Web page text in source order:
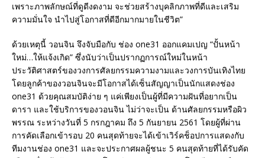
เพราะภาพลักษณ์ที่ดูดีงดงาม จะช่วยสร้างบุคลิกภาพที่ดีและเสริม
ความมั่นใจ นำไปสู่โอกาสที่ดีอีกมากมายในชีวิต”
ด้วยเหตุนี้ วอนจิน จึงจับมือกับ ช่อง one31 ออกแคมเปญ “ปั้นหน้า
ใหม่…ให้แจ้งเกิด” ซึ่งนับว่าเป็นปรากฏการณ์ใหม่ในหน้า
ประวัติศาสตร์ของวงการศัลยกรรมความงามและวงการบันเทิงไทย
โดยลูกค้าของวอนจินจะมีโอกาสได้เซ็นสัญญาเป็นนักแสดงช่อง
one31 ด้วยคุณสมบัติง่าย ๆ แค่เพียงเป็นผู้ที่มีความฝันที่อยากเป็น
ดารา และใช้บริการของวอนจิน ไม่ว่าจะเป็น ด้านศัลยกรรมหรือผิว
พรรณ ระหว่างวันที่ 5 กรกฎาคม ถึง 5 กันยายน 2561 โดยผู้ที่ผ่าน
การคัดเลือกเข้ารอบ 20 คนสุดท้ายจะได้เข้าเวิร์คช็อปการแสดงกับ
ทีมงานช่อง one31 และจะประกาศผลผู้ชนะ 5 คนสุดท้ายที่ได้รับคัด